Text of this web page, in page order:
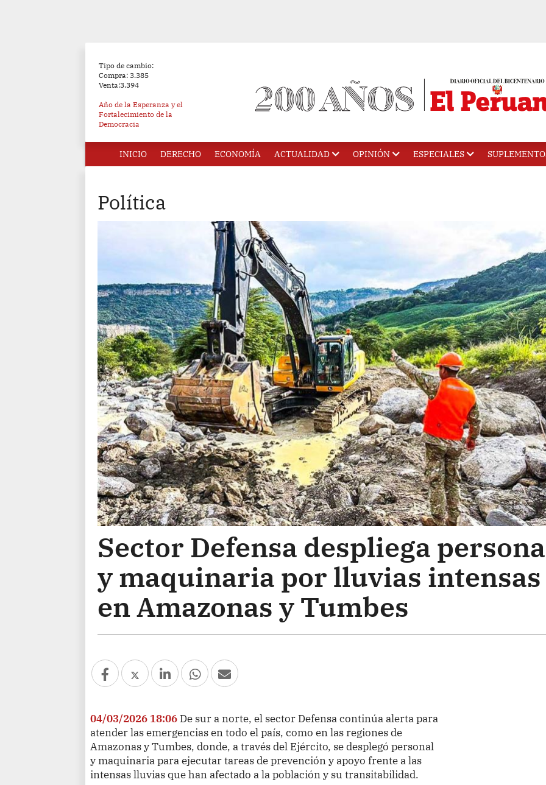
Tipo de cambio:
Compra: 3.385
Venta:3.394
Año de la Esperanza y el
Fortalecimiento de la
Democracia
INICIO DERECHO ECONOMÍA ACTUALIDAD OPINIÓN ESPECIALES
Política
Sector Defensa despliega
y maquinaria por lluvias intensas
en Amazonas y Tumbes
04/03/2026 18:06 De sur a norte, el sector Defensa continúa alerta para
atender las emergencias en todo el país, como en las regiones de
Amazonas y Tumbes, donde, a través del Ejército, se desplegó personal
y maquinaria para ejecutar tareas de prevención y apoyo frente a las
intensas lluvias que han afectado a la población y su transitabilidad.